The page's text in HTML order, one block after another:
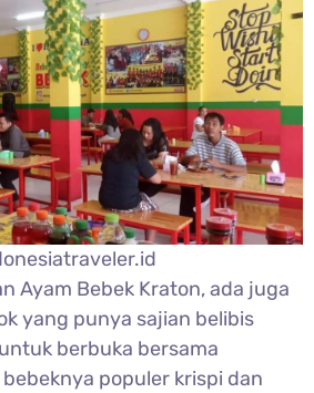
Ayam Bebek Kraton, ada juga
yang punya sajian belibis
berbuka bersama
populer krispi dan